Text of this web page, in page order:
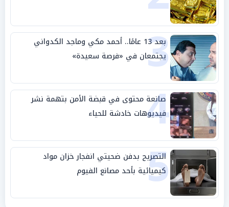
3 بعد 13 عامًا.. أحمد مكي وماجد الكدواني
يجتمعان في «فرصة سعيدة»
4
صانعة محتوى في قبضة الأمن بتهمة نشر
فيديوهات خادشة للحياء
5
التصريح بدفن ضحيتي انفجار خزان مواد
كيميائية بأحد مصانع الفيوم